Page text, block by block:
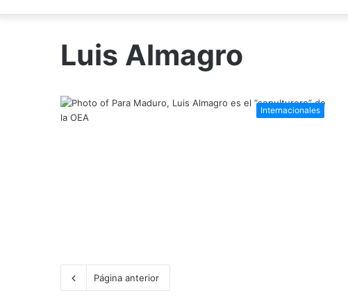
Luis Almagro
Internacionales
Página anterior